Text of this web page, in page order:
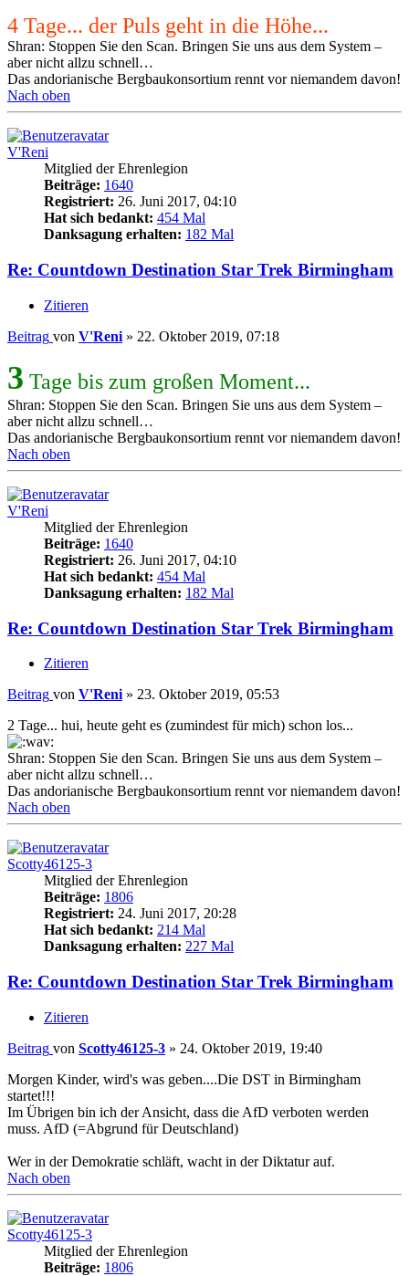
4 Tage... der Puls geht in die Höhe...
Shran: Stoppen Sie den Scan. Bringen Sie uns aus dem System –
aber nicht allzu schnell…
Das andorianische Bergbaukonsortium rennt vor niemandem davon!
Nach oben
V'Reni
Mitglied der Ehrenlegion
Beiträge: 1640
Registriert: 26. Juni 2017, 04:10
Hat sich bedankt: 454 Mal
Danksagung erhalten: 182 Mal
Re: Countdown Destination Star Trek Birmingham
Zitieren
Beitrag von V'Reni » 22. Oktober 2019, 07:18
3 Tage bis zum großen Moment...
Shran: Stoppen Sie den Scan. Bringen Sie uns aus dem System –
aber nicht allzu schnell…
Das andorianische Bergbaukonsortium rennt vor niemandem davon!
Nach oben
V'Reni
Mitglied der Ehrenlegion
Beiträge: 1640
Registriert: 26. Juni 2017, 04:10
Hat sich bedankt: 454 Mal
Danksagung erhalten: 182 Mal
Re: Countdown Destination Star Trek Birmingham
Zitieren
Beitrag von V'Reni » 23. Oktober 2019, 05:53
2 Tage... hui, heute geht es (zumindest für mich) schon los...
Shran: Stoppen Sie den Scan. Bringen Sie uns aus dem System –
aber nicht allzu schnell…
Das andorianische Bergbaukonsortium rennt vor niemandem davon!
Nach oben
Scotty46125-3
Mitglied der Ehrenlegion
Beiträge: 1806
Registriert: 24. Juni 2017, 20:28
Hat sich bedankt: 214 Mal
Danksagung erhalten: 227 Mal
Re: Countdown Destination Star Trek Birmingham
Zitieren
Beitrag von Scotty46125-3 » 24. Oktober 2019, 19:40
Morgen Kinder, wird's was geben....Die DST in Birmingham
startet!!!
Im Übrigen bin ich der Ansicht, dass die AfD verboten werden
muss. AfD (=Abgrund für Deutschland)
Wer in der Demokratie schläft, wacht in der Diktatur auf.
Nach oben
Scotty46125-3
Mitglied der Ehrenlegion
Beiträge: 1806